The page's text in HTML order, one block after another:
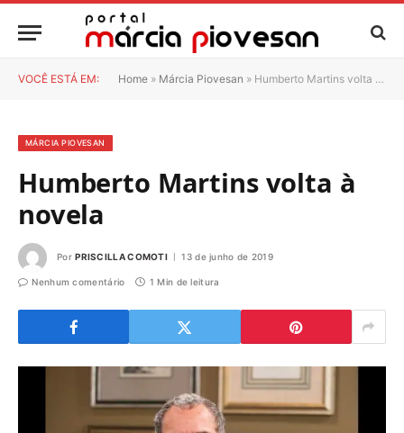
VOCÊ ESTÁ EM: Home » Márcia Piovesan » Humberto Martins volta à novela
MÁRCIA PIOVESAN
Humberto Martins volta à
novela
Por PRISCILLA COMOTI 13 de junho de 2019
Nenhum comentário 1 Min de leitura